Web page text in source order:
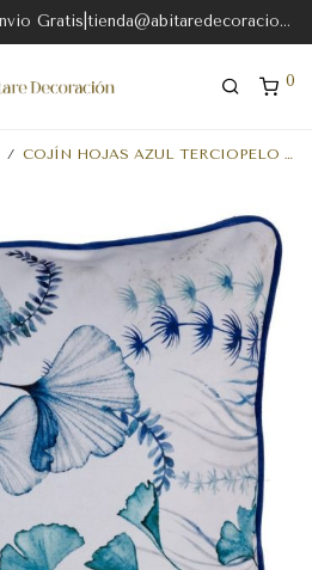
Tiempo entrega 10 dias | Envio Gratis|tienda@abitaredecoracion.com
0
/ COJÍN HOJAS AZUL TERCIOPELO DECORACIÓN 45 X 45 CM